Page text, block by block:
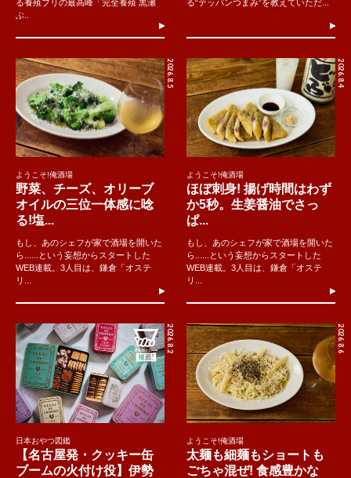
る養殖ブリの最高峰「完全養殖 黒瀬
ぶ..
る“テッパンつまみ”を教えていただ...
2026.8.5
ようこそ!俺酒場
野菜、チーズ、オリーブ
オイルの三位一体感に唸
る!塩...
もし、あのシェフが家で酒場を開いた
ら......という妄想からスタートした
WEB連載。3人目は、鎌倉「オステ
リ...
2026.8.4
ようこそ!俺酒場
ほぼ刺身! 揚げ時間はわず
か5秒。生姜醤油でさっ
ぱ...
もし、あのシェフが家で酒場を開いた
ら......という妄想からスタートした
WEB連載。3人目は、鎌倉「オステ
リ...
2026.8.2
日本おやつ図鑑
【名古屋発・クッキー缶
ブームの火付け役】伊勢
2026.8.6
ようこそ!俺酒場
太麺も細麺もショートも
ごちゃ混ぜ! 食感豊かな